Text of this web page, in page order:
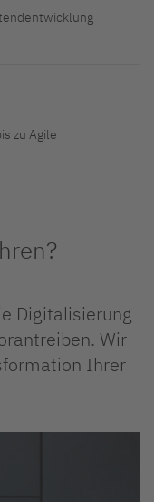
zu Agile
Digitalisierung
Wir
Ihrer